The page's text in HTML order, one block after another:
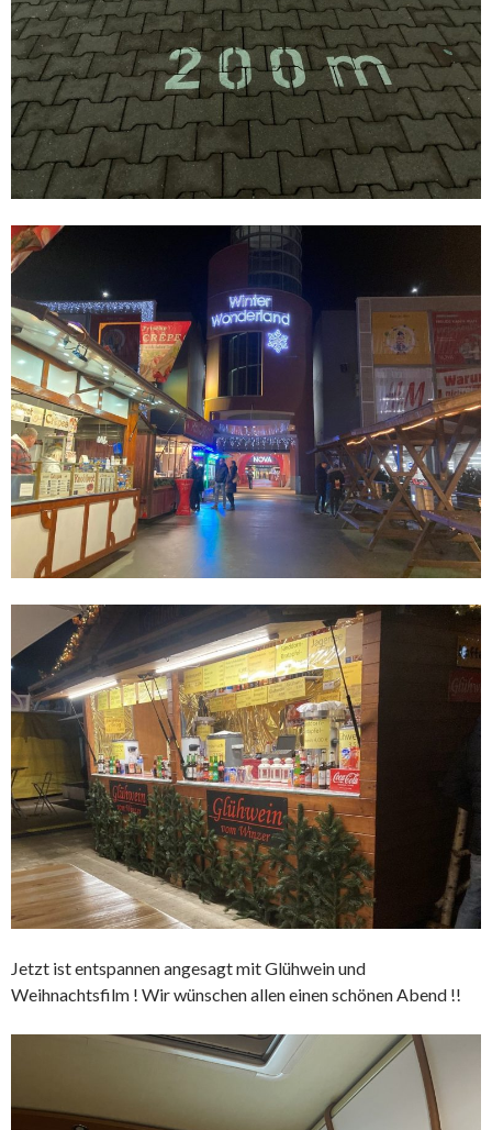
Jetzt ist entspannen angesagt mit Glühwein und
Weihnachtsfilm ! Wir wünschen allen einen schönen Abend !!